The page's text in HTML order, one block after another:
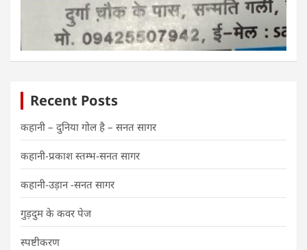
Recent Posts
कहानी – दुनिया गोल है – सनत सागर
कहानी-प्रकाश स्तम्भ-सनत सागर
कहानी-उड़ान -सनत सागर
गुड़दुम के कवर पेज
स्पष्टीकरण